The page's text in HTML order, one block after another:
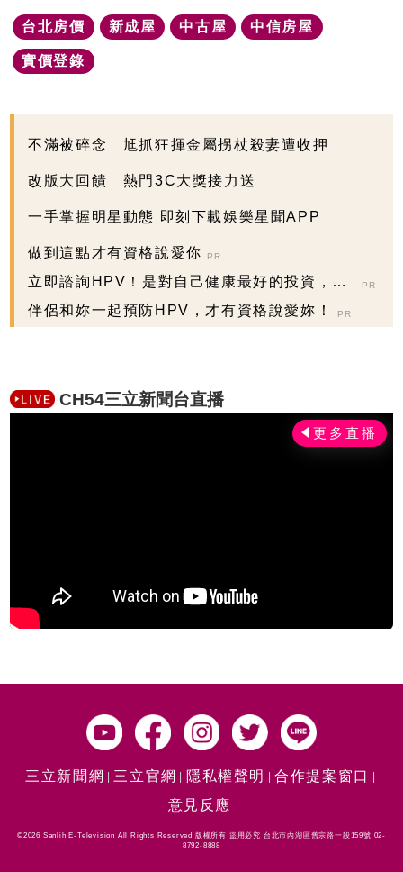
台北房價 新成屋 中古屋 中信房屋
實價登錄
不滿被碎念 尪抓狂揮金屬拐杖殺妻遭收押
改版大回饋 熱門3C大獎接力送
一手掌握明星動態 即刻下載娛樂星聞APP
做到這點才有資格說愛你 PR
立即諮詢HPV！是對自己健康最好的投資，把
握現在不嫌晚...
PR
伴侶和妳一起預防HPV，才有資格說愛妳！ PR
CH54三立新聞台直播
三立新聞網 三立官網 隱私權聲明
合作提案窗口
意見反應
©2026 Sanlih E-Television All Rights Reserved 版權所有 盜用必究 台北市內湖區舊宗路一段159號 02-
8792-8888